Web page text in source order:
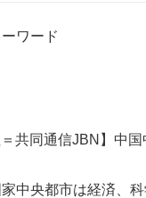
ワード
共同通信JBN】中
中央都市は経済、